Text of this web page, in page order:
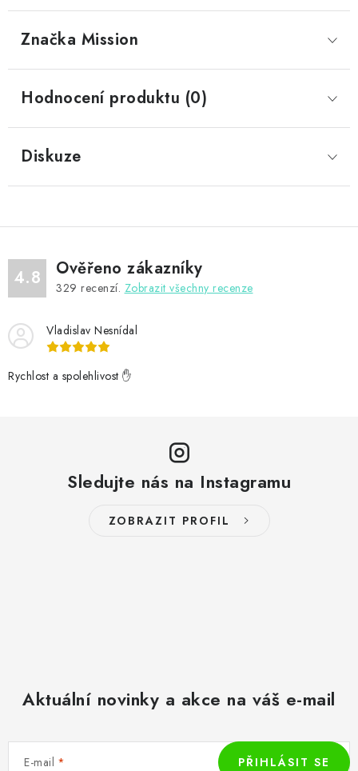
Značka Mission
Hodnocení produktu (0)
Diskuze
4.8 Ověřeno zákazníky
329 recenzí. Zobrazit všechny recenze
Vladislav Nesnídal
Rychlost a spolehlivost ✋
Sledujte nás na Instagramu
ZOBRAZIT PROFIL
Aktuální novinky a akce na váš e-mail
E-mail PŘIHLÁSIT SE